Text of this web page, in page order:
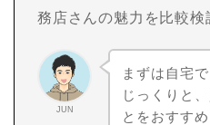
務店さんの魅力を比較検
JUN
まずは自宅
じっくりと
とをおすすめ